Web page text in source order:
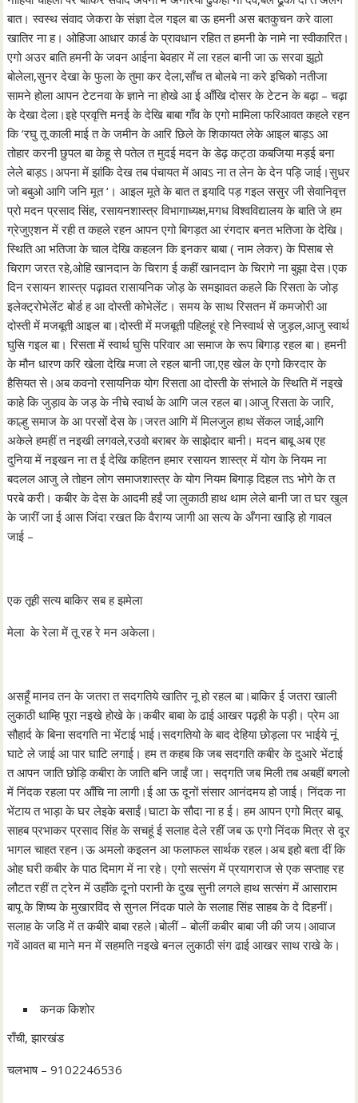
बात। स्वस्थ संवाद जेकरा के संज्ञा देल गइल बा ऊ हमनी अस बतकुचन करे वाला
खातिर ना ह। ओहिजा आधार कार्ड के प्रावधान रहित त हमनी के नामे ना स्वीकारित।
एगो अउर बाति हमनी के जवन आईना बेवहार में ला रहल बानी जा ऊ सरवा झूठो
बोलेला,सुनर देखा के फुला के तुमा कर देला,साँच त बोलबे ना करे इचिको नतीजा
सामने होला आपन टेटनवा के ज्ञाने ना होखे आ ई आँखि दोसर के टेटन के बढ़ा – चढ़ा
के देखा देला।इहे प्रवृत्ति मनई के देखि बाबा गाँव के एगो मामिला फरिआवत कहले रहन
कि ‘रघु तू काली माई त के जमीन के आरि छिले के शिकायत लेके आइल बाड़ऽ आ
तोहार करनी छुपल बा केहू से पतेल त मुदई मदन के डेढ़ कट्ठा कबजिया मड़ई बना
लेले बाड़ऽ।अपना में झांकि देख तब पंचायत में आवऽ ना त लेन के देन पड़ि जाई।सुधर
जो बबुओ आगि जनि मूत ‘। आइल मूते के बात त इयादि पड़ गइल ससुर जी सेवानिवृत्त
प्रो मदन प्रसाद सिंह, रसायनशास्त्र विभागाध्यक्ष,मगध विश्वविद्यालय के बाति जे हम
ग्रेजुएशन में रही त कहले रहन आपन एगो बिगड़त आ रंगदार बनत भतिजा के देखि।
स्थिति आ भतिजा के चाल देखि कहलन कि इनकर बाबा ( नाम लेकर) के पिसाब से
चिराग जरत रहे,ओहि खानदान के चिराग ई कहीं खानदान के चिरागे ना बुझा देस।एक
दिन रसायन शास्त्र पढ़ावत रासायनिक जोड़ के समझावत कहले कि रिसता के जोड़
इलेक्ट्रोभेलेंट बोर्ड ह आ दोस्ती कोभेलेंट। समय के साथ रिसतन में कमजोरी आ
दोस्ती में मजबूती आइल बा।दोस्ती में मजबूती पहिलहूं रहे निस्वार्थ से जुड़ल,आजु स्वार्थ
घुसि गइल बा। रिसता में स्वार्थ घुसि परिवार आ समाज के रूप बिगाड़ रहल बा। हमनी
के मौन धारण करि खेला देखि मजा ले रहल बानी जा,एह खेल के एगो किरदार के
हैसियत से।अब कवनो रसायनिक योग रिसता आ दोस्ती के संभाले के स्थिति में नइखे
काहे कि जुड़ाव के जड़ के नीचे स्वार्थ के आगि जल रहल बा।आजु रिसता के जारि,
काल्हु समाज के आ परसों देस के।जरत आगि में मिलजुल हाथ सेंकल जाई,आगि
अकेले हमहीं त नइखी लगवले,रउवो बराबर के साझेदार बानी। मदन बाबू अब एह
दुनिया में नइखन ना त ई देखि कहितन हमार रसायन शास्त्र में योग के नियम ना
बदलल आजु ले तोहन लोग समाजशास्त्र के योग नियम बिगाड़ दिहल तऽ भोगे के त
परबे करी। कबीर के देस के आदमी हईं जा लुकाठी हाथ थाम लेले बानी जा त घर खुल
के जारीं जा ई आस जिंदा रखत कि वैराग्य जागी आ सत्य के अँगना खाड़ि हो गावल
जाई –
एक तूही सत्य बाकिर सब ह झमेला
मेला के रेला में तू रह रे मन अकेला।
असहूँ मानव तन के जतरा त सदगतिये खातिर नू हो रहल बा।बाकिर ई जतरा खाली
लुकाठी थाम्हि पूरा नइखे होखे के।कबीर बाबा के ढाई आखर पढ़ही के पड़ी। प्रेम आ
सौहार्द के बिना सदगति ना भेंटाई भाई।सदगतियो के बाद देहिया छोड़ला पर भाईये नूं
घाटे ले जाई आ पार घाटि लगाई। हम त कहब कि जब सदगति कबीर के दुआरे भेंटाई
त आपन जाति छोड़ि कबीरा के जाति बनि जाईं जा। सद्गति जब मिली तब अबहीं बगलो
में निंदक रहला पर आँचि ना लागी।ई आ ऊ दूनों संसार आनंदमय हो जाई। निंदक ना
भेंटाय त भाड़ा के घर लेइके बसाईं।घाटा के सौदा ना ह ई। हम आपन एगो मित्र बाबू
साहब प्रभाकर प्रसाद सिंह के सचहूं ई सलाह देले रहीं जब ऊ एगो निंदक मित्र से दूर
भागल चाहत रहन।ऊ अमलो कइलन आ फलाफल सार्थक रहल।अब इहो बता दीं कि
ओह घरी कबीर के पाठ दिमाग में ना रहे। एगो सत्संग में प्रयागराज से एक सप्ताह रह
लौटत रहीं त ट्रेन में उहाँके दूनो परानी के दुख सुनी लगले हाथ सत्संग में आसाराम
बापू के शिष्य के मुखारविंद से सुनल निंदक पाले के सलाह सिंह साहब के दे दिहनीं।
सलाह के जडि में त कबीरे बाबा रहले।बोलीं – बोलीं कबीर बाबा जी की जय।आवाज
गवें आवत बा माने मन में सहमति नइखे बनल लुकाठी संग ढाई आखर साथ राखे के।
कनक किशोर
राँची, झारखंड
चलभाष – 9102246536